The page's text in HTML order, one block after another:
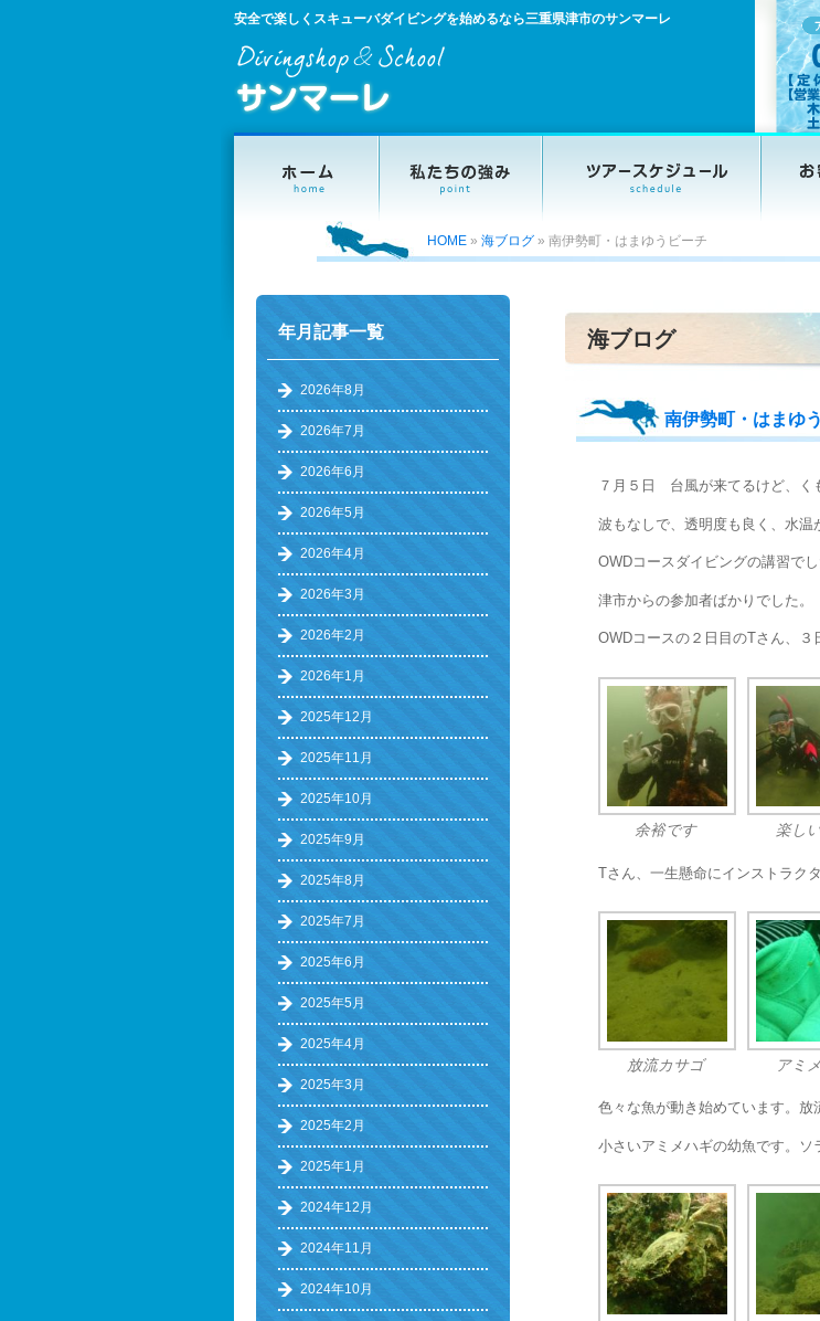
安全で楽しくスキューバダイビングを始めるなら三重県津市のサンマーレ
HOME » 海ブログ » 南伊勢町・はまゆうビーチ
海ブログ
南伊勢町・はまゆ
７月５日 台風が来てるけど、く
波もなしで、透明度も良く、水温
OWDコースダイビングの講習でし
津市からの参加者ばかりでした。
OWDコースの２日目のTさん、３
余裕です 楽し
Tさん、一生懸命にインストラク
放流カサゴ アミ
色々な魚が動き始めています。放
小さいアミメハギの幼魚です。ソ
年月記事一覧
2026年8月
2026年7月
2026年6月
2026年5月
2026年4月
2026年3月
2026年2月
2026年1月
2025年12月
2025年11月
2025年10月
2025年9月
2025年8月
2025年7月
2025年6月
2025年5月
2025年4月
2025年3月
2025年2月
2025年1月
2024年12月
2024年11月
2024年10月